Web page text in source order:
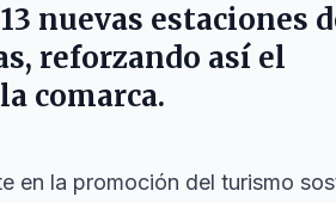
nuevas estaciones
reforzando así el
comarca.
en la promoción del turismo